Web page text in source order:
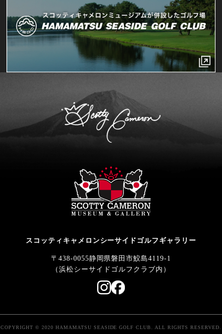
スコッティキャメロンシーサイドゴルフギャラリー
〒438-0055静岡県磐田市鮫島4119-1
（浜松シーサイドゴルフクラブ内）
COPYRIGHT © 2020 HAMAMATSU SEASIDE GOLF CLUB. ALL RIGHTS RESERVED.